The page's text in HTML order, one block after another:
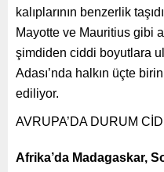
kalıplarının benzerlik
Mayotte ve Mauritius gibi
şimdiden ciddi boyutlara
Adası’nda halkın üçte
ediliyor.
AVRUPA’DA DURUM
Afrika’da Madagaskar,